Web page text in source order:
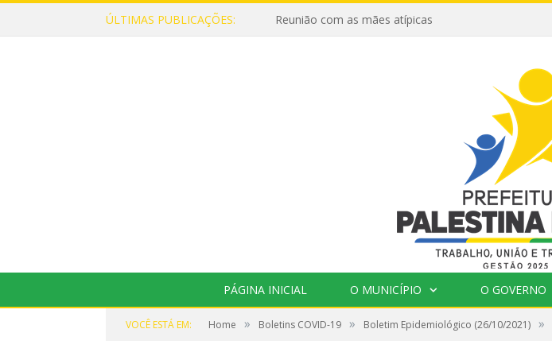
ÚLTIMAS PUBLICAÇÕES: Reunião com as mães atípicas
PÁGINA INICIAL O MUNICÍPIO O GOVERNO
VOCÊ ESTÁ EM: Home » Boletins COVID-19 » Boletim Epidemiológico (26/10/2021) »